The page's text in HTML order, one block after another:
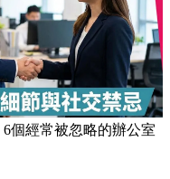
大取錄！82%成功派入